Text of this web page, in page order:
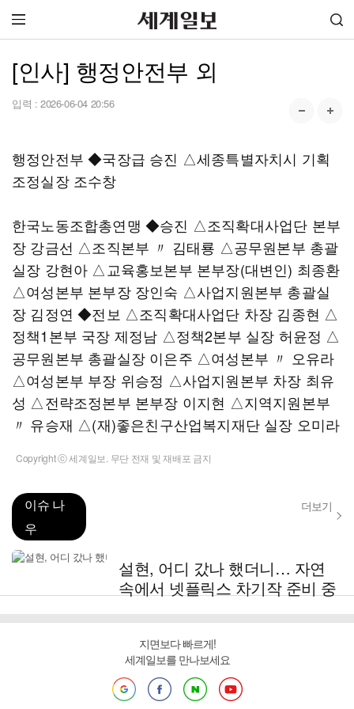
[인사] 행정안전부 외
입력 : 2026-06-04 20:56
행정안전부 ◆국장급 승진 △세종특별자치시 기획
조정실장 조수창
한국노동조합총연맹 ◆승진 △조직확대사업단 본부
장 강금선 △조직본부 〃 김태룡 △공무원본부 총괄
실장 강현아 △교육홍보본부 본부장(대변인) 최종환
△여성본부 본부장 장인숙 △사업지원본부 총괄실
장 김정연 ◆전보 △조직확대사업단 차장 김종현 △
정책1본부 국장 제정남 △정책2본부 실장 허윤정 △
공무원본부 총괄실장 이은주 △여성본부 〃 오유라
△여성본부 부장 위승정 △사업지원본부 차장 최유
성 △전략조정본부 본부장 이지현 △지역지원본부
〃 유승재 △(재)좋은친구산업복지재단 실장 오미라
Copyright ⓒ 세계일보. 무단 전재 및 재배포 금지
이슈 나
우
더보기
설현, 어디 갔나 했더니… 자연
속에서 넷플릭스 차기작 준비 중
지면보다 빠르게!
세계일보를 만나보세요